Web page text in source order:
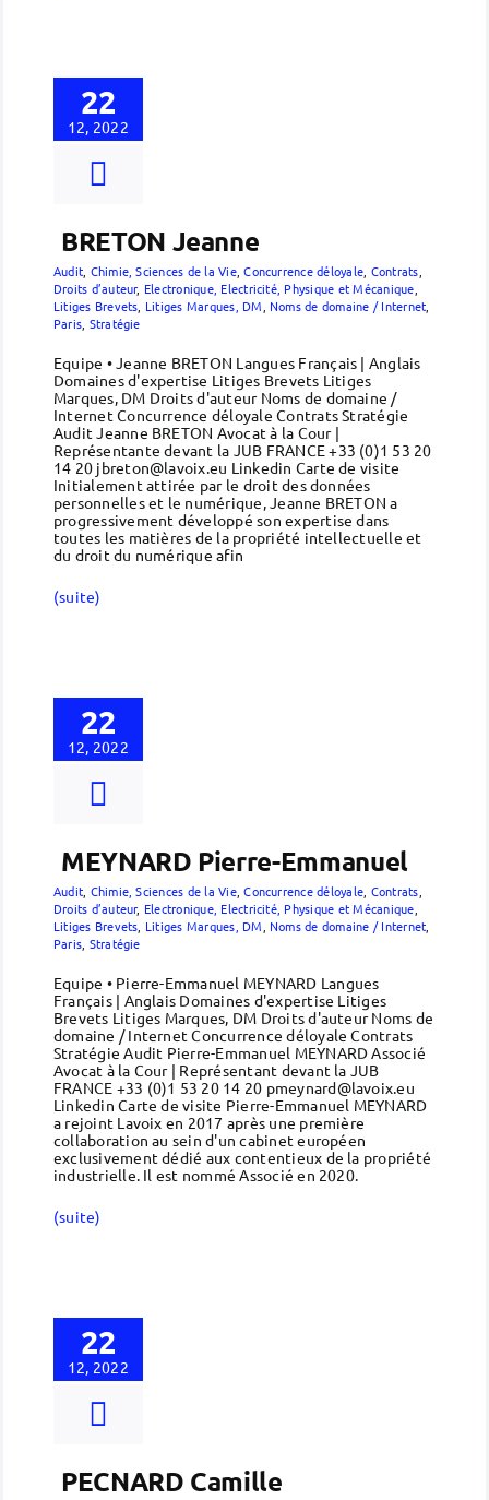
22
12, 2022
BRETON Jeanne
Audit Chimie, Sciences de la Vie,Concurrence déloyale Contrats
Droits d’auteur, Electronique, Electricité, Physique et Mécanique
Litiges Brevets Litiges Marques, DM Noms de domaine / Internet
Paris Stratégie
Equipe • Jeanne BRETON Langues Français | Anglais
Domaines d'expertise Litiges Brevets Litiges
Marques, DM Droits d'auteur Noms de domaine /
Internet Concurrence déloyale Contrats Stratégie
Audit Jeanne BRETON Avocat à la Cour |
Représentante devant la JUB FRANCE +33 (0)1 53 20
14 20 jbreton@lavoix.eu Linkedin Carte de visite
Initialement attirée par le droit des données
personnelles et le numérique, Jeanne BRETON a
progressivement développé son expertise dans
toutes les matières de la propriété intellectuelle et
du droit du numérique afin
(suite)
22
12, 2022
MEYNARD Pierre-Emmanuel
Audit Chimie, Sciences de la Vie,Concurrence déloyale Contrats
Droits d’auteur, Electronique, Electricité, Physique et Mécanique
Litiges Brevets Litiges Marques, DM Noms de domaine / Internet
Paris Stratégie
Equipe • Pierre-Emmanuel MEYNARD Langues
Français | Anglais Domaines d'expertise Litiges
Brevets Litiges Marques, DM Droits d'auteur Noms de
domaine / Internet Concurrence déloyale Contrats
Stratégie Audit Pierre-Emmanuel MEYNARD Associé
Avocat à la Cour | Représentant devant la JUB
FRANCE +33 (0)1 53 20 14 20 pmeynard@lavoix.eu
Linkedin Carte de visite Pierre-Emmanuel MEYNARD
a rejoint Lavoix en 2017 après une première
collaboration au sein d'un cabinet européen
exclusivement dédié aux contentieux de la propriété
industrielle. Il est nommé Associé en 2020.
(suite)
22
12, 2022
PECNARD Camille